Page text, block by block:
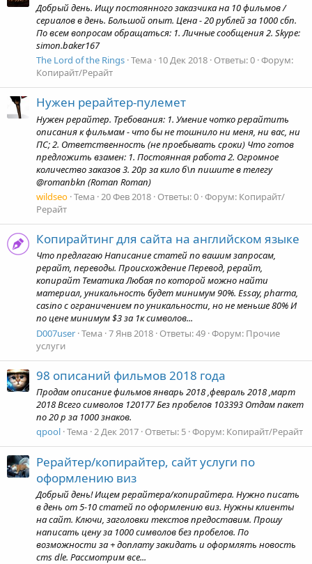
Добрый день. Ищу постоянного заказчика на 10 фильмов /
сериалов в день. Большой опыт. Цена - 20 рублей за 1000 сбп.
По всем вопросам обращаться: 1. Личные сообщения 2. Skype:
simon.baker167
The Lord of the Rings Тема 10 Дек 2018 Ответы: 0 Форум:
Копирайт/Рерайт
Нужен рерайтер-пулемет
Нужен рерайтер. Требования: 1. Умение чотко рерайтить
описания к фильмам - что бы не тошнило ни меня, ни вас, ни
ПС; 2. Ответственность (не проебывать сроки) Что готов
предложить взамен: 1. Постоянная работа 2. Огромное
количество заказов 3. 20р за кило б\п пишите в телегу
@romanbkn (Roman Roman)
wildseo Тема 20 Фев 2018 Ответы: 0 Форум: Копирайт/
Рерайт
Копирайтинг для сайта на английском языке
Что предлагаю Написание статей по вашим запросам,
рерайт, переводы. Происхождение Перевод, рерайт,
копирайт Тематика Любая по которой можно найти
материал, уникальность будет минимум 90%. Essay, pharma,
casino с ограничением по уникальности, но не меньше 80% И
по цене минимум $3 за 1к символов...
D007user Тема 7 Янв 2018 Ответы: 49 Форум: Прочие
услуги
98 описаний фильмов 2018 года
Продам описание фильмов январь 2018 ,февраль 2018 ,март
2018 Всего символов 120177 Без пробелов 103393 Отдам пакет
по 20 р за 1000 знаков.
qpool Тема 2 Дек 2017 Ответы: 5 Форум: Копирайт/Рерайт
Рерайтер/копирайтер, сайт услуги по
оформлению виз
Добрый день! Ищем рерайтера/копирайтера. Нужно писать
в день от 5-10 статей по оформлению виз. Нужны клиенты
на сайт. Ключи, заголовки текстов предоставим. Прошу
написать цену за 1000 символов без пробелов. По
возможности за + доплату закидать и оформлять новость
cms dle. Рассмотрим все...